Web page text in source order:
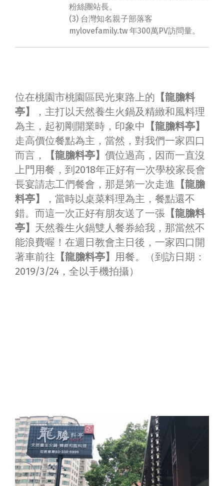
粉絲團站長。
(3) 台灣知名親子部落客
mylovefamily.tw 年300萬PV訪問量。
位在桃園市桃園區民光東路上的 【龍膽料
亭】
，主打以天然養生火鍋及精緻和風料理
為主，起初剛開業時，印象中 【龍膽料亭】
走高價位餐點為主，當然，對我們一家四口
而言，
【龍膽料亭】 價位過高，因而一直沒
上門用餐，到2018年正好有一次學校家長會
長宴請志工們餐會，那是第一次走進 【龍膽
料亭】
，當時以桌菜料理為主，餐點還不
錯。而這一次正好有朋友送了一張 【龍膽料
亭】 天然養生火鍋雙人餐券給我，那當然不
能浪費喔！在週日教會主日後，一家四口開
著車前往 【龍膽料亭】 用餐。（到訪日期：
2019/3/24，全以手機拍攝）